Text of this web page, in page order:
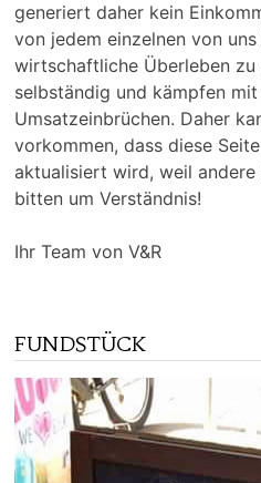
generiert daher kein
von jedem einzelnen von
wirtschaftliche Überleben zu
selbständig und kämpfen
Umsatzeinbrüchen. Daher
vorkommen, dass diese
aktualisiert wird, weil
bitten um Verständnis!
Ihr Team von V&R
FUNDSTÜCK